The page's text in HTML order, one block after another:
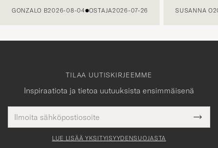
GONZALO B2026-08-04 OSTAJA2026-07-26 SUSANNA O
TILAA UUTISKIRJEEMME
Inspiraatiota ja tietoa uutuuksista ensimmäisenä
tieto
Tack
för
LUE LISÄÄ YKSITYISYYDENSUOJASTA